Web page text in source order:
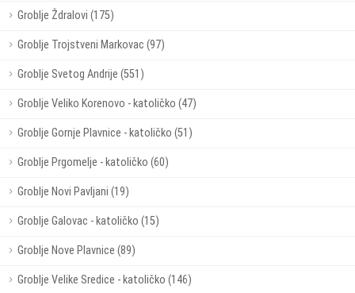
Groblje Ždralovi (175)
Groblje Trojstveni Markovac (97)
Groblje Svetog Andrije (551)
Groblje Veliko Korenovo - katoličko (47)
Groblje Gornje Plavnice - katoličko (51)
Groblje Prgomelje - katoličko (60)
Groblje Novi Pavljani (19)
Groblje Galovac - katoličko (15)
Groblje Nove Plavnice (89)
Groblje Velike Sredice - katoličko (146)